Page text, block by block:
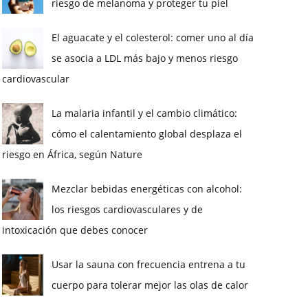
riesgo de melanoma y proteger tu piel
El aguacate y el colesterol: comer uno al día
se asocia a LDL más bajo y menos riesgo
cardiovascular
La malaria infantil y el cambio climático:
cómo el calentamiento global desplaza el
riesgo en África, según Nature
Mezclar bebidas energéticas con alcohol:
los riesgos cardiovasculares y de
intoxicación que debes conocer
Usar la sauna con frecuencia entrena a tu
cuerpo para tolerar mejor las olas de calor